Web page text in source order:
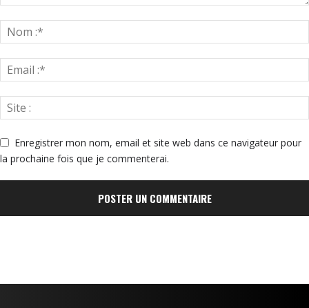
Enregistrer mon nom, email et site web dans ce navigateur pour
la prochaine fois que je commenterai.